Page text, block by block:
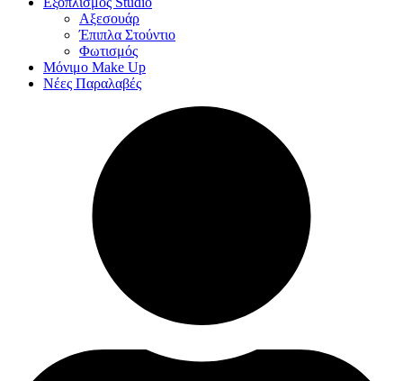
Αξεσουάρ
Έπιπλα Στούντιο
Φωτισμός
Μόνιμο Make Up
Νέες Παραλαβές